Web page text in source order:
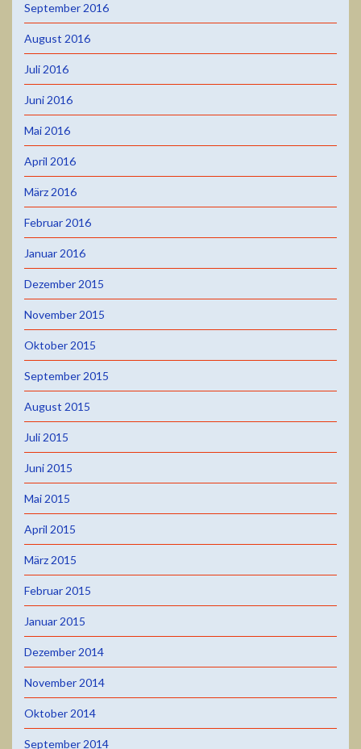
September 2016
August 2016
Juli 2016
Juni 2016
Mai 2016
April 2016
März 2016
Februar 2016
Januar 2016
Dezember 2015
November 2015
Oktober 2015
September 2015
August 2015
Juli 2015
Juni 2015
Mai 2015
April 2015
März 2015
Februar 2015
Januar 2015
Dezember 2014
November 2014
Oktober 2014
September 2014